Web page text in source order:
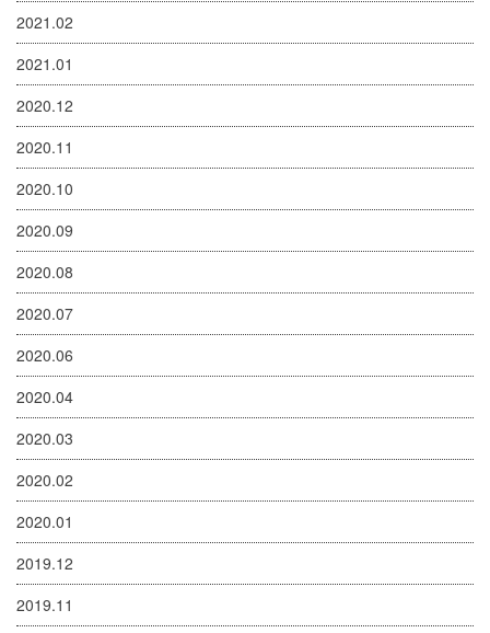
2021.02
2021.01
2020.12
2020.11
2020.10
2020.09
2020.08
2020.07
2020.06
2020.04
2020.03
2020.02
2020.01
2019.12
2019.11